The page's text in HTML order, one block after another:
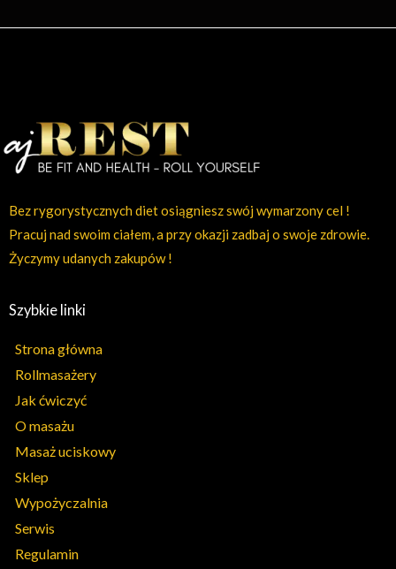
Bez rygorystycznych diet osiągniesz swój wymarzony cel !
Pracuj nad swoim ciałem, a przy okazji zadbaj o swoje zdrowie.
Życzymy udanych zakupów !
Szybkie linki
Strona główna
Rollmasażery
Jak ćwiczyć
O masażu
Masaż uciskowy
Sklep
Wypożyczalnia
Serwis
Regulamin